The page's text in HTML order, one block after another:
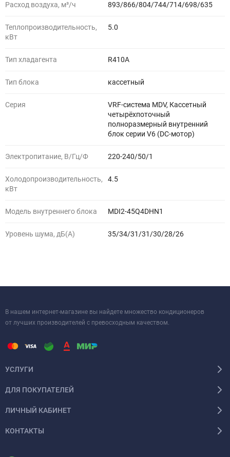
Расход воздуха, м³/ч 893/866/804/744/714/698/635
Теплопроизводительность,
кВт
5.0
Тип хладагента R410A
Тип блока кассетный
Серия
VRF-система MDV, Кассетный
четырёхпоточный
полноразмерный внутренний
блок серии V6 (DC-мотор)
Электропитание, В/Гц/Ф 220-240/50/1
Холодопроизводительность,
кВт
4.5
Модель внутреннего блока MDI2-45Q4DHN1
Уровень шума, дБ(A) 35/34/31/31/30/28/26
В нашем интернет-магазине вы найдете множество кондиционеров
от лучших производителей с превосходным качеством.
УСЛУГИ
ДЛЯ ПОКУПАТЕЛЕЙ
ЛИЧНЫЙ КАБИНЕТ
КОНТАКТЫ